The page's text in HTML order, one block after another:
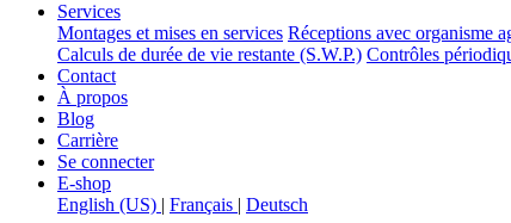
Services
Montages et mises en services Réceptions avec organisme
Calculs de durée de vie restante (S.W.P.) Contrôles
Contact
À propos
Blog
Carrière
Se connecter
E-shop
English (US) | Français | Deutsch